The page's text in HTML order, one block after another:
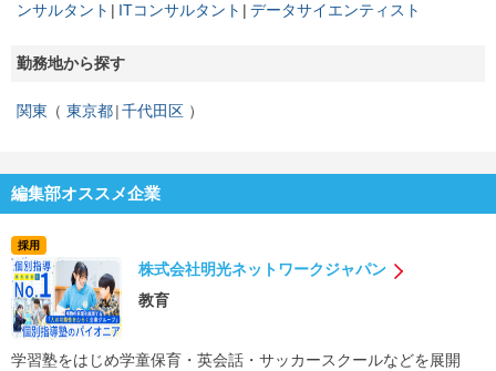
ンサルタント
ITコンサルタント データサイエンティスト
勤務地から探す
関東 東京都 千代田区
編集部オススメ企業
採用
株式会社明光ネットワークジャパン
教育
学習塾をはじめ学童保育・英会話・サッカースクールなどを展開